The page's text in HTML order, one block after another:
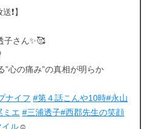
❗️】
子さん✨🥰
”心の痛み”の真相が明らか
ナイフ #第４話こんや10時#永山
ミエ #三浦透子#西郡先生の笑顔
イル☺️